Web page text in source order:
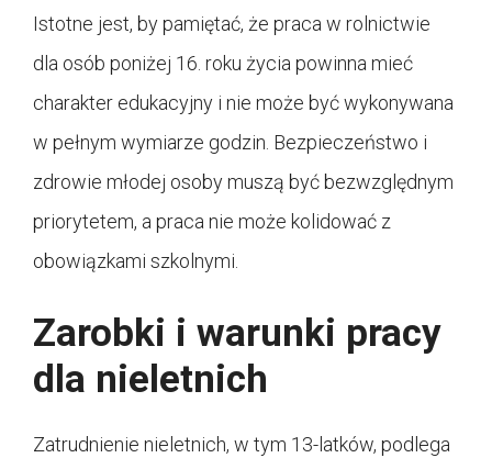
Istotne jest, by pamiętać, że praca w rolnictwie
dla osób poniżej 16. roku życia powinna mieć
charakter edukacyjny i nie może być wykonywana
w pełnym wymiarze godzin. Bezpieczeństwo i
zdrowie młodej osoby muszą być bezwzględnym
priorytetem, a praca nie może kolidować z
obowiązkami szkolnymi.
Zarobki i warunki pracy
dla nieletnich
Zatrudnienie nieletnich, w tym 13-latków, podlega